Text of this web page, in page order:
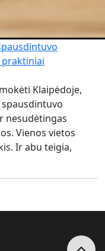
praktiniai
Klaipėdoje,
nesudėtingas
Vienos vietos
Ir abu teigia,